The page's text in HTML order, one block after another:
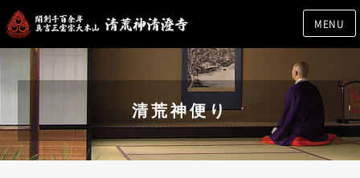
MENU
清荒神便り